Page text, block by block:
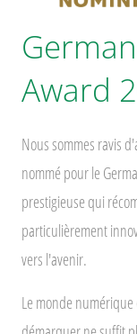
Award
Nous sommes ravis
nommé pour le
prestigieuse qui
particulièrement
vers l'avenir.
Le monde